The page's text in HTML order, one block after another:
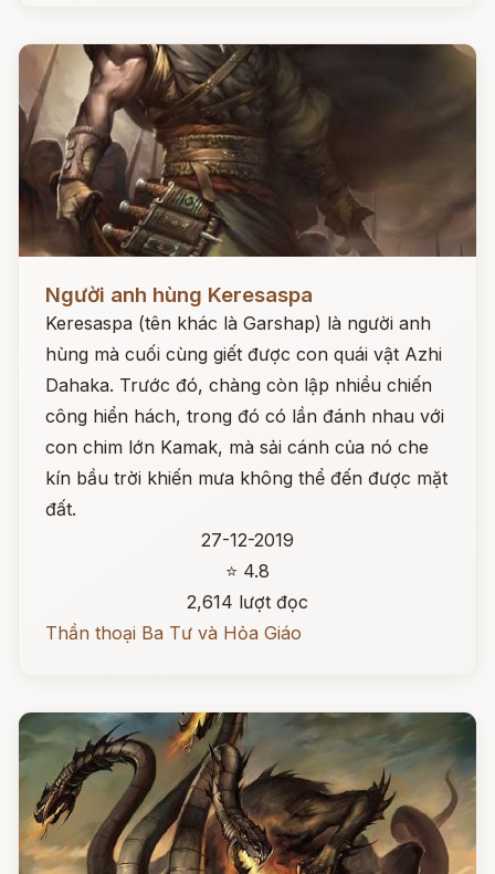
Người anh hùng Keresaspa
Keresaspa (tên khác là Garshap) là người anh
hùng mà cuối cùng giết được con quái vật Azhi
Dahaka. Trước đó, chàng còn lập nhiều chiến
công hiển hách, trong đó có lần đánh nhau với
con chim lớn Kamak, mà sải cánh của nó che
kín bầu trời khiến mưa không thể đến được mặt
đất.
27-12-2019
⭐ 4.8
2,614 lượt đọc
Thần thoại Ba Tư và Hỏa Giáo